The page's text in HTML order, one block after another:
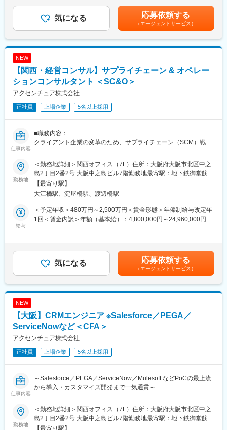
変更の範囲：会社の定める業務
す。単一のパッケージや技術ソリューションの枠組で検討するの
でなく、基幹系IT～操業系OTまでを横断して複数の技術を組み合
わせ効果を最大限に創出する能力が必要です。IT・業務両面に精
ーに新たな業務革新を提案・実行を推進していく業務コンサルタ
ントとして活躍いただきます。同時に広く技術動向に深い理解を
もち、実地で積み上げた知見・経験をベースに日進月歩の最新技
可能です。
ジネスの経営層に近く業務が可能。ベンダから中立な立場でクラ
イアントに最も適切なソリューションを組合せ評価、選定できま
■アクセンチュア独自の働き方改革：
近年、有給取得率は84%、女性比率も30.4%へと増加。離職率も
半減し、残業時間減少等改善が進んでいます。制度面では「18時
以降の会議原則禁止」「残業ルール厳格化」「短日短時間勤務制
な働き方、専門性を尊重する、仕事とプライベートともに充実さ
せる、生産性向上等の社員意識向上に繋がっています。
気になる 応募依頼する
（エージェントサービス）
NEW
【関西・経営コンサル】サプライチェーン & オペレー
ションコンサルタント ＜SC&O＞
アクセンチュア株式会社
正社員 上場企業 5名以上採用
仕事内容
■職務内容：
クライアント企業の変革のため、サプライチェーン（SCM）戦略
きます。
＜テーマとしての専門性＞下記４つの主要テーマに関するプロジ
ェクトに就き、最新の現場体験・思考を繰り返す中で専門性・経
験を深めて頂きます。
・次世代サプライチェーン構造改革
・ゼロベースマインドによるコストマネージメント
・IT+OTサイバーセキュリティ
クノロジーを使って企業のオペレーションに変革を起こすプロジ
ェクトを手掛けることに専門性を持っています。他のファームに
比較して、高いレベルでテクノロジーに対する知見を活かすこと
・小売業におけるオムニチャネル対応の次世代サプライチェーン
構築
・銀行業における米・欧・亜３極をカバーした、ゼロベースでの
・機械産業のいけるロボティクス・AIスタートアップを活用した
プログラム
・資源・エネルギー業における３Dデータアナリティクスによる
■アクセンチュア独自の働き方改革：
社長直轄で2015年から開始した組織風土改革“Project PRIDE”によ
り、有給取得率は84%、女性比率も30.4%へ増加。離職率半減
勤務地
＜勤務地詳細＞関西オフィス（7F）住所：大阪府大阪市北区中之
島2丁目2番2号 大阪中之島ビル7階勤務地最寄駅：地下鉄御堂筋
線、京阪本線／淀屋橋駅受動喫煙対策：屋内全面禁煙変更の範
囲：会社の定める事業所
【最寄り駅】
大江橋駅、淀屋橋駅、渡辺橋駅
給与
＜予定年収＞480万円～2,500万円＜賃金形態＞年俸制給与改定年
1回＜賃金内訳＞年額（基本給）：4,800,000円～24,960,000円＜
時間分）、賞与を含めた金額となります。（シニアアナリスト・
コンサルタントレベル以上）賃金はあくまでも目安の金額であ
り、選考を通じて上下する可能性があります。月給(月額)は固定手
当を含めた表記です。
気になる 応募依頼する
（エージェントサービス）
NEW
【大阪】CRMエンジニア ※Salesforce／PEGA／
ServiceNowなど＜CFA＞
アクセンチュア株式会社
正社員 上場企業 5名以上採用
仕事内容
～Salesforce／PEGA／ServiceNow／Mulesoft などPoCの最上流
から導入・カスタマイズ開発まで一気通貫～
ソリューションエンジニア・上流コンサルタントをお任せします
（システムの要件定義、設計、プロジェクト・マネジメント・コ
ストの最適化、等）。PoCやグランドデザインの最上流から、カ
勤務地
＜勤務地詳細＞関西オフィス（7F）住所：大阪府大阪市北区中之
島2丁目2番2号 大阪中之島ビル7階勤務地最寄駅：地下鉄御堂筋
線、京阪本線／淀屋橋駅受動喫煙対策：屋内全面禁煙変更の範
【最寄り駅】